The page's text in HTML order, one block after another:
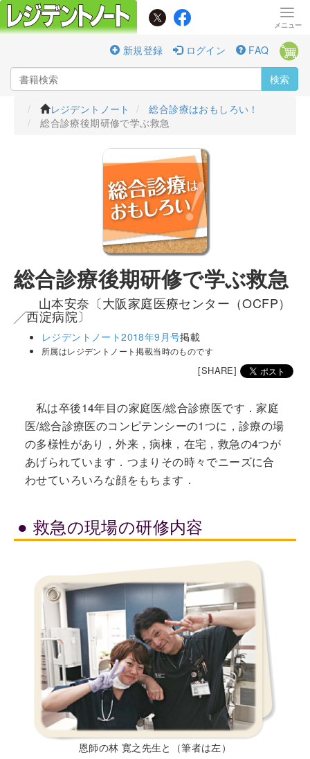
新規登録 ログイン FAQ
検索
レジデントノート
総合診療はおもしろい！
総合診療後期研修で学ぶ救急
総合診療後期研修で学ぶ救急
山本安奈〔大阪家庭医療センター（OCFP）
╱西淀病院〕
レジデントノート2018年9月号掲載
所属はレジデントノート掲載当時のものです
[SHARE]
私は卒後14年目の家庭医/総合診療医です．家庭
医/総合診療医のコンピテンシーの1つに，診療の場
の多様性があり，外来，病棟，在宅，救急の4つが
あげられています．つまりその時々でニーズに合
わせていろいろな顔をもちます．
救急の現場の研修内容
恩師の林 寛之先生と（筆者は左）